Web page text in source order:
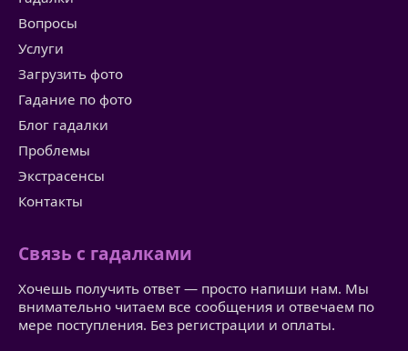
Вопросы
Услуги
Загрузить фото
Гадание по фото
Блог гадалки
Проблемы
Экстрасенсы
Контакты
Связь с гадалками
Хочешь получить ответ — просто напиши нам. Мы
внимательно читаем все сообщения и отвечаем по
мере поступления. Без регистрации и оплаты.